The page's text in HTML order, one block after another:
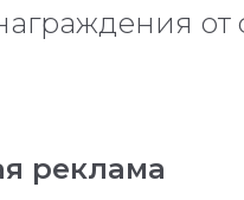
от
реклама